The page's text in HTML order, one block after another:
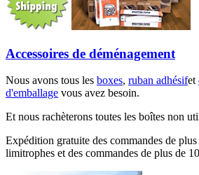
Accessoires de déménagement
Nous avons tous les boxes, ruban adhésifet
d'emballage vous avez besoin.
Et nous rachèterons toutes les boîtes non
Expédition gratuite des commandes de
limitrophes et des commandes de plus de